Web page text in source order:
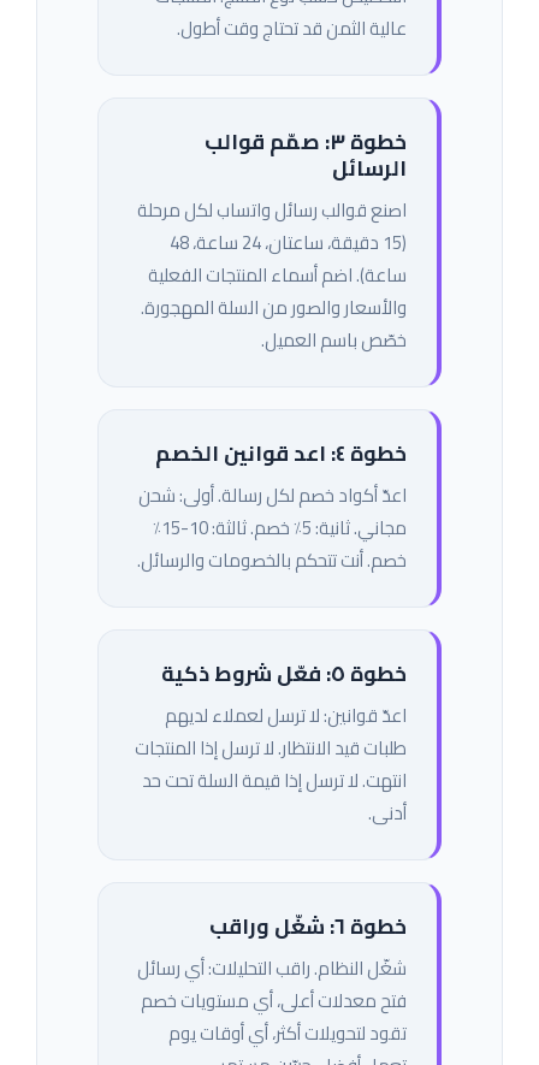
عالية الثمن قد تحتاج وقت أطول.
خطوة ٣: صمّم قوالب
الرسائل
اصنع قوالب رسائل واتساب لكل مرحلة
(15 دقيقة، ساعتان، 24 ساعة، 48
ساعة). اضم أسماء المنتجات الفعلية
والأسعار والصور من السلة المهجورة.
خصّص باسم العميل.
خطوة ٤: اعد قوانين الخصم
اعدّ أكواد خصم لكل رسالة. أولى: شحن
مجاني. ثانية: 5٪ خصم. ثالثة: 10-15٪
خصم. أنت تتحكم بالخصومات والرسائل.
خطوة ٥: فعّل شروط ذكية
اعدّ قوانين: لا ترسل لعملاء لديهم
طلبات قيد الانتظار. لا ترسل إذا المنتجات
انتهت. لا ترسل إذا قيمة السلة تحت حد
أدنى.
خطوة ٦: شغّل وراقب
شغّل النظام. راقب التحليلات: أي رسائل
فتح معدلات أعلى، أي مستويات خصم
تقود لتحويلات أكثر، أي أوقات يوم